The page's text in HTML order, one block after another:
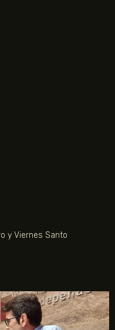
y Viernes Santo